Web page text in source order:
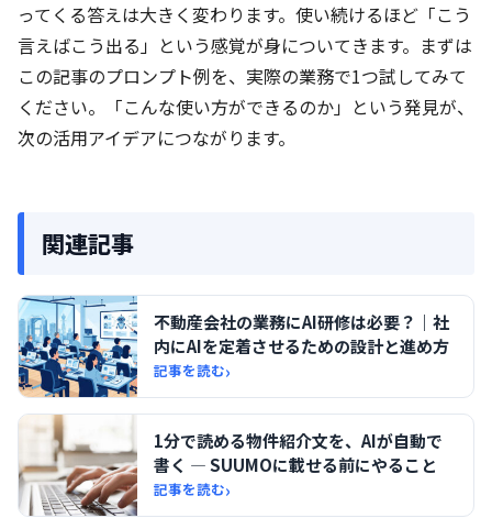
ってくる答えは大きく変わります。使い続けるほど「こう
言えばこう出る」という感覚が身についてきます。まずは
この記事のプロンプト例を、実際の業務で1つ試してみて
ください。「こんな使い方ができるのか」という発見が、
次の活用アイデアにつながります。
関連記事
不動産会社の業務にAI研修は必要？｜社
内にAIを定着させるための設計と進め方
記事を読む›
1分で読める物件紹介文を、AIが自動で
書く ― SUUMOに載せる前にやること
記事を読む›